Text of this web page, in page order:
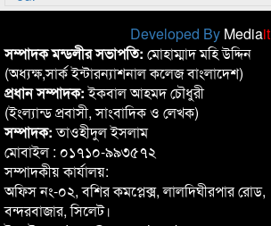
Developed By Mediait
সম্পাদক মন্ডলীর সভাপতি: মোহাম্মাদ মহি উদ্দিন
(অধ্যক্ষ,সার্ক ইন্টারন্যাশনাল কলেজ বাংলাদেশ)
প্রধান সম্পাদক:ইকবাল আহমদ চৌধুরী
(ইংল্যান্ড প্রবাসী, সাংবাদিক ও লেখক)
সম্পাদক:তাওহীদুল ইসলাম
মোবাইল : ০১৭১০-৯৯৩৫৭২
সম্পাদকীয় কার্যালয়:
অফিস নং-০২, বশির কমপ্লেক্স, লালদিঘীরপার রোড,
বন্দরবাজার, সিলেট।